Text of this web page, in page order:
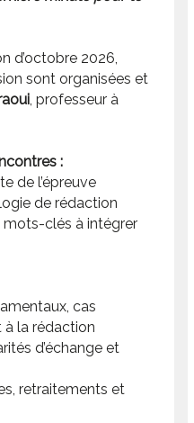
d’octobre 2026,
sont organisées et
, professeur à
:
de l’épreuve
de rédaction
mots-clés à intégrer
cas
à la rédaction
d’échange et
retraitements et